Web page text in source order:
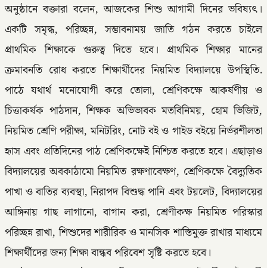
অনুষ্ঠানে বক্তারা বলেন, আজকের শিশু আগামী দিনের ভবিষ্যৎ।
একটি সমৃদ্ধ, পরিচ্ছন্ন, সম্ভাবনাময় জাতি গঠন করতে চাইলে
প্রাথমিক শিক্ষাকে গুরুত্ব দিতে হবে। প্রাথমিক শিক্ষার মানের
ক্রমাবনতি রোধ করতে শিক্ষার্থীদের নিয়মিত বিদ্যালয়ে উপস্থিতি.
পাঠে যথার্থ মনোযোগী করে তোলা, শ্রেণিকক্ষে আকর্ষণীয় ও
চিত্তাকর্ষক পাঠদান, শিক্ষক অভিভাবক মতবিনিময়, হোম ভিজিট,
নিয়মিত শ্রেণি পরীক্ষা, মনিটরিং, নোট বই ও গাইড বইয়ে নির্ভরশীলতা
হৃাস এবং প্রতিদিনের পাঠ শ্রেণিকক্ষেই নিশ্চিত করতে হবে। এছাড়াও
বিদ্যালয়ের অবকাঠামো নিয়মিত রক্ষণাবেক্ষণ, শ্রেণিকক্ষে বৈদ্যুতিক
পাখা ও বাতির ব্যবস্থা, নিরাপদ বিশুদ্ধ পানি এবং টয়লেট, বিদ্যালয়ের
আঙ্গিনায় গাছ লাগানো, বাগান করা, শ্রেণীকক্ষ নিয়মিত পরিস্কার
পরিচ্ছন্ন রাখা, শিশুদের শারীরিক ও মানসিক শাস্তিমুক্ত রাখার মাধ্যমে
শিক্ষার্থীদের জন্য শিক্ষা বান্ধব পরিবেশ সৃষ্টি করতে হবে।